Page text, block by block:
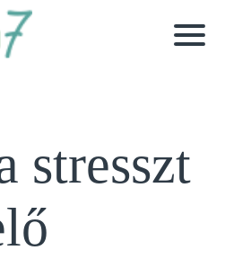
stresszt